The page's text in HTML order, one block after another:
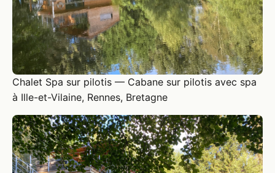
Chalet Spa sur pilotis — Cabane sur pilotis avec spa
à Ille-et-Vilaine, Rennes, Bretagne